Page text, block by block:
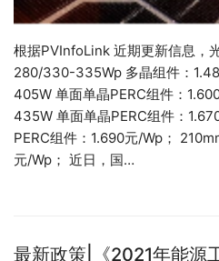
根据PVInfoLink 近期更新信息，
280/330-335Wp 多晶组件：
405W 单面单晶PERC组件：
435W 单面单晶PERC组件：
PERC组件：1.690元/Wp；
元/Wp； 近日，国…
最新政策|《2021年能源